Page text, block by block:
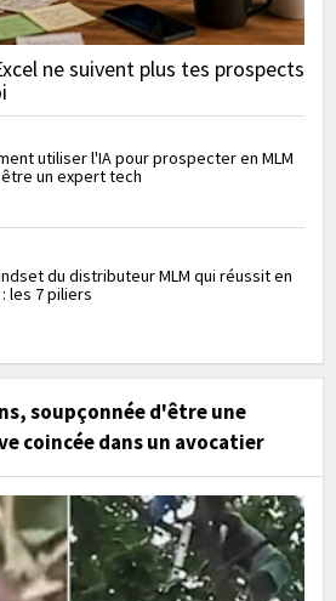
ne suivent plus tes prospects
utiliser l'IA pour prospecter en MLM
un expert tech
du distributeur MLM qui réussit en
les 7 piliers
soupçonnée d'être une
coincée dans un avocatier